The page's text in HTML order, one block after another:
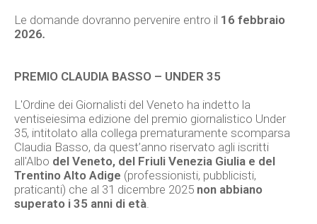
Le domande dovranno pervenire entro il 16 febbraio
2026.
PREMIO CLAUDIA BASSO – UNDER 35
L'Ordine dei Giornalisti del Veneto ha indetto la
ventiseiesima edizione del premio giornalistico Under
35, intitolato alla collega prematuramente scomparsa
Claudia Basso, da quest’anno riservato agli iscritti
all'Albo del Veneto, del Friuli Venezia Giulia e del
Trentino Alto Adige (professionisti, pubblicisti,
praticanti) che al 31 dicembre 2025 non abbiano
superato i 35 anni di età.